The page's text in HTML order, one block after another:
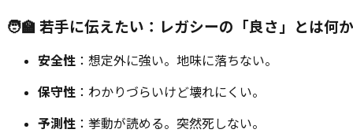
🧑‍🏫 若手に伝えたい：レガシーの「良さ」とは何
安全性 ：想定外に強い。地味に落ちない。
保守性 ：わかりづらいけど壊れにくい。
予測性 ：挙動が読める。突然死しない。